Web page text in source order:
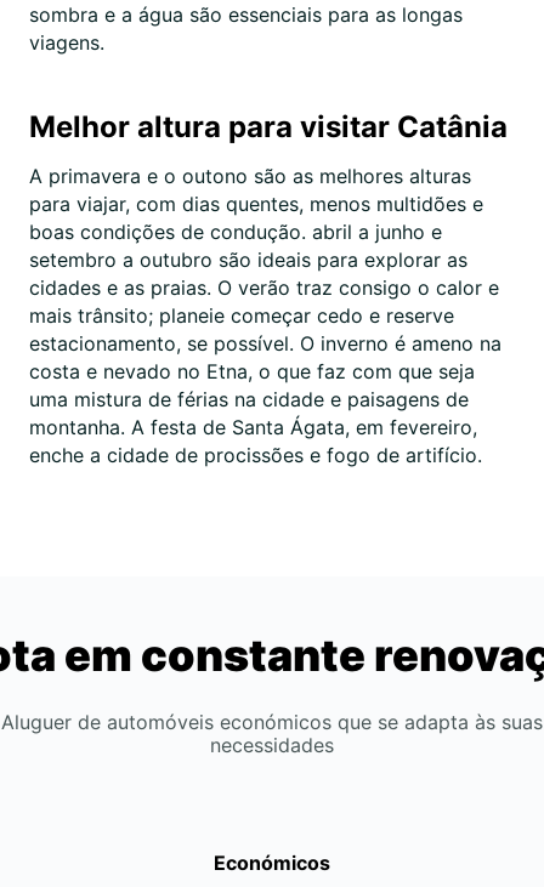
sombra e a água são essenciais para as longas
viagens.
Melhor altura para visitar Catânia
A primavera e o outono são as melhores alturas
para viajar, com dias quentes, menos multidões e
boas condições de condução. abril a junho e
setembro a outubro são ideais para explorar as
cidades e as praias. O verão traz consigo o calor e
mais trânsito; planeie começar cedo e reserve
estacionamento, se possível. O inverno é ameno na
costa e nevado no Etna, o que faz com que seja
uma mistura de férias na cidade e paisagens de
montanha. A festa de Santa Ágata, em fevereiro,
enche a cidade de procissões e fogo de artifício.
em constante
Aluguer de automóveis económicos que se adapta às suas
necessidades
Económicos